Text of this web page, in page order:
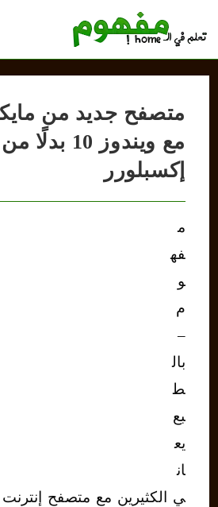
متصفح جديد من
مع ويندوز 10
إكسبلورر
م
فه
و
م
–
بال
ط
بع
يع
ان
ي الكثيرين مع متصفح إنترنت